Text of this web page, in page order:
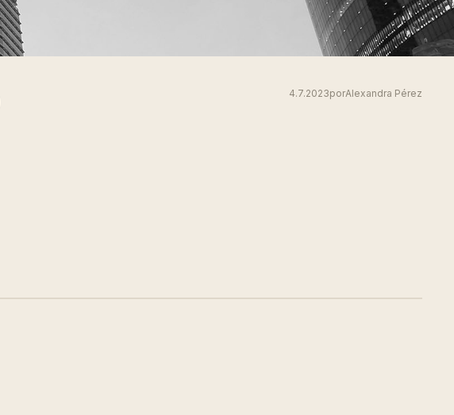
4.7.2023porAlexandra Pérez